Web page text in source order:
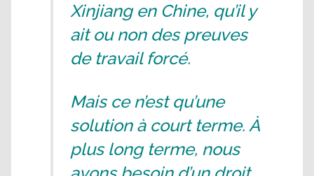
Xinjiang en Chine, qu’il y
ait ou non des preuves
de travail forcé.
Mais ce n’est qu’une
solution à court terme. À
plus long terme, nous